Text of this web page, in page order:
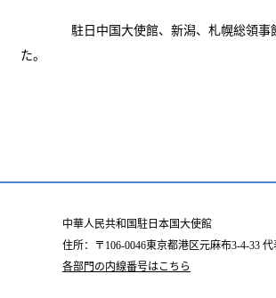
駐日中国大使館、新潟、札幌総領事
た。
中華人民共和国駐日本国大使館
住所：〒106-0046東京都港区元麻布3-4-33 代
各部門の内線番号はこちら